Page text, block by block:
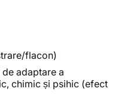
flacon)
adaptare a
chimic și psihic (efect